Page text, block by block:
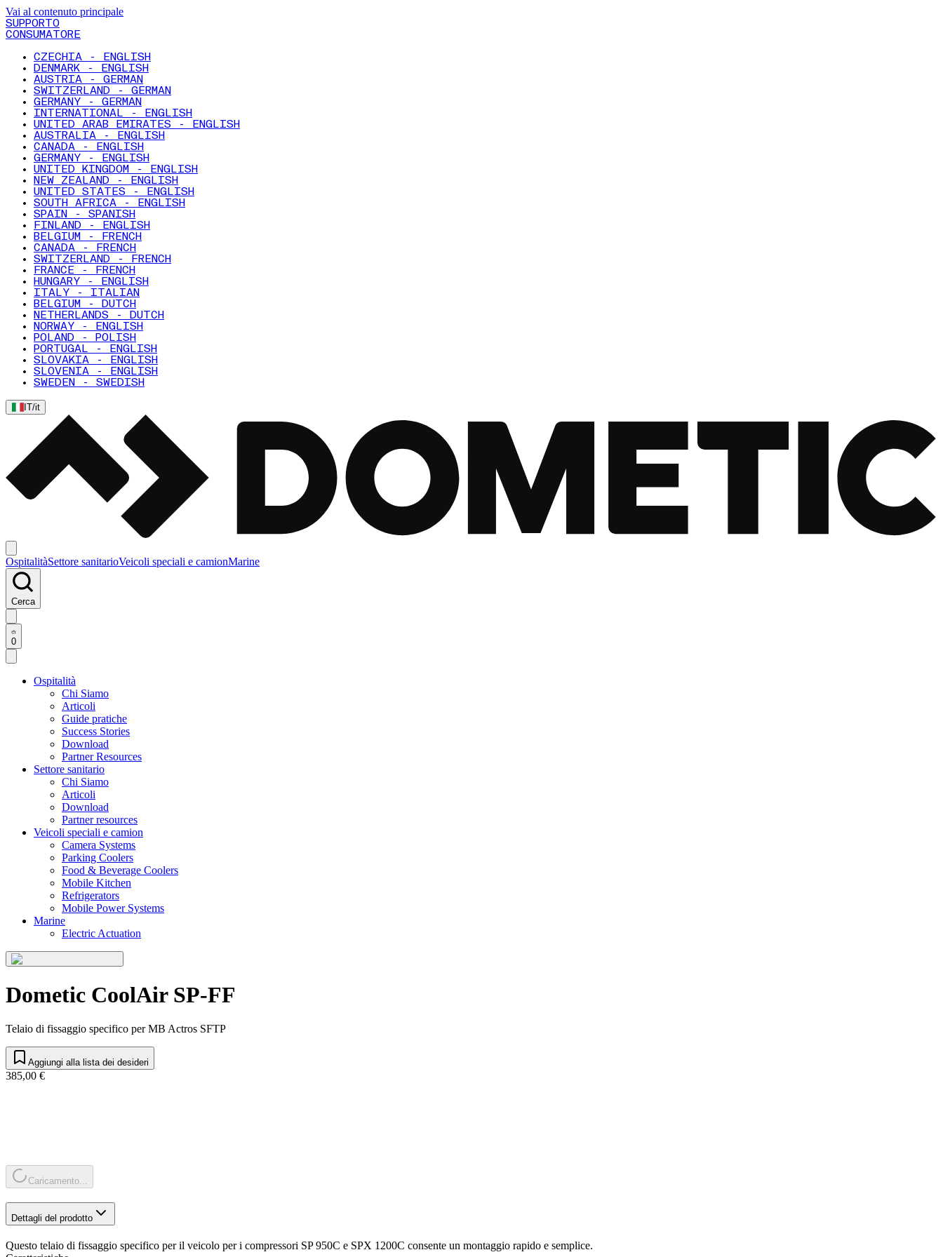
Vai al contenuto principale
SUPPORTO
CONSUMATORE
CZECHIA - ENGLISH
DENMARK - ENGLISH
AUSTRIA - GERMAN
SWITZERLAND - GERMAN
GERMANY - GERMAN
INTERNATIONAL - ENGLISH
UNITED ARAB EMIRATES - ENGLISH
AUSTRALIA - ENGLISH
CANADA - ENGLISH
GERMANY - ENGLISH
UNITED KINGDOM - ENGLISH
NEW ZEALAND - ENGLISH
UNITED STATES - ENGLISH
SOUTH AFRICA - ENGLISH
SPAIN - SPANISH
FINLAND - ENGLISH
BELGIUM - FRENCH
CANADA - FRENCH
SWITZERLAND - FRENCH
FRANCE - FRENCH
HUNGARY - ENGLISH
ITALY - ITALIAN
BELGIUM - DUTCH
NETHERLANDS - DUTCH
NORWAY - ENGLISH
POLAND - POLISH
PORTUGAL - ENGLISH
SLOVAKIA - ENGLISH
SLOVENIA - ENGLISH
SWEDEN - SWEDISH
IT/it
OspitalitàSettore sanitarioVeicoli speciali e camionMarine
Cerca
0
Ospitalità
Chi Siamo
Articoli
Guide pratiche
Success Stories
Download
Partner Resources
Settore sanitario
Chi Siamo
Articoli
Download
Partner resources
Veicoli speciali e camion
Camera Systems
Parking Coolers
Food & Beverage Coolers
Mobile Kitchen
Refrigerators
Mobile Power Systems
Marine
Electric Actuation
Dometic CoolAir SP-FF
Telaio di fissaggio specifico per MB Actros SFTP
Aggiungi alla lista dei desideri
385,00 €
Caricamento...
Dettagli del prodotto
Questo telaio di fissaggio specifico per il veicolo per i compressori SP 950C e SPX 1200C consente un montaggio rapido e semplice.